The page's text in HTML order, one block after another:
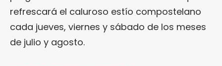
refrescará el caluroso estío compostelano
cada jueves, viernes y sábado de los meses
de julio y agosto.